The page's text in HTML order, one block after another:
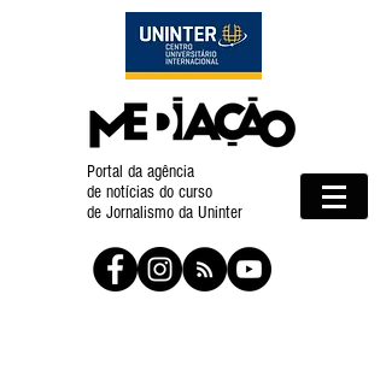
Portal da agência
de notícias do curso
de Jornalismo da Uninter